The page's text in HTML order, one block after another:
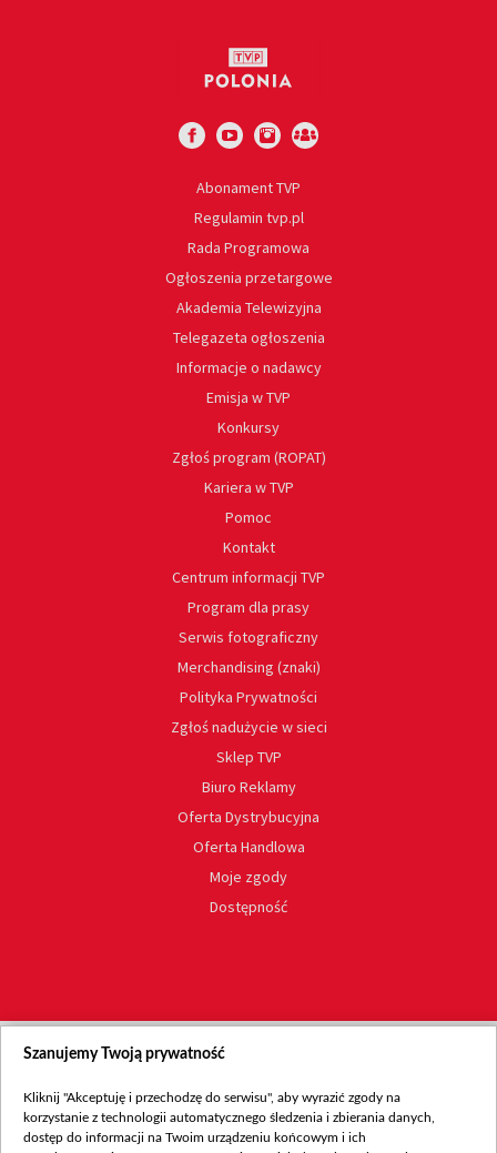
Abonament TVP
Regulamin tvp.pl
Rada Programowa
Ogłoszenia przetargowe
Akademia Telewizyjna
Telegazeta ogłoszenia
Informacje o nadawcy
Emisja w TVP
Konkursy
Zgłoś program (ROPAT)
Kariera w TVP
Pomoc
Kontakt
Centrum informacji TVP
Program dla prasy
Serwis fotograficzny
Merchandising (znaki)
Polityka Prywatności
Zgłoś nadużycie w sieci
Sklep TVP
Biuro Reklamy
Oferta Dystrybucyjna
Oferta Handlowa
Moje zgody
Dostępność
Szanujemy Twoją prywatność
Kliknij "Akceptuję i przechodzę do serwisu", aby wyrazić zgody na
korzystanie z technologii automatycznego śledzenia i zbierania danych,
dostęp do informacji na Twoim urządzeniu końcowym i ich